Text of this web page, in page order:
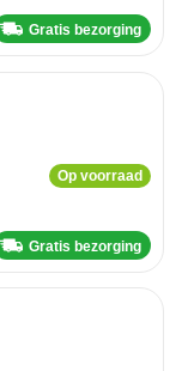
Gratis bezorging
Op voorraad
Gratis bezorging